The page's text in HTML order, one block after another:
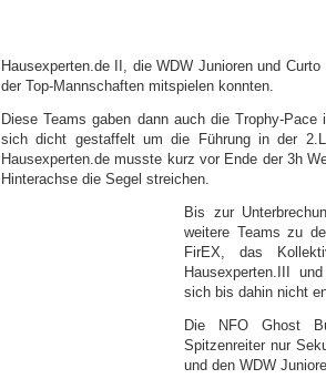
Hausexperten.de II, die WDW Junioren und
der Top-Mannschaften mitspielen konnten.
Diese Teams gaben dann auch die Trophy-
sich dicht gestaffelt um die Führung in der
Hausexperten.de musste kurz vor Ende der 3h
Hinterachse die Segel streichen.
Bis zur
weitere Teams zu
FirEX, das
Hausexperten.III
sich bis dahin nicht
Die NFO Ghost
Spitzenreiter nur
und den WDW